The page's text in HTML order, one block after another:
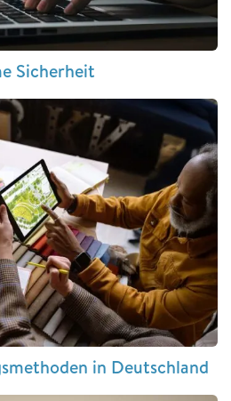
Sicherheit
in Deutschland